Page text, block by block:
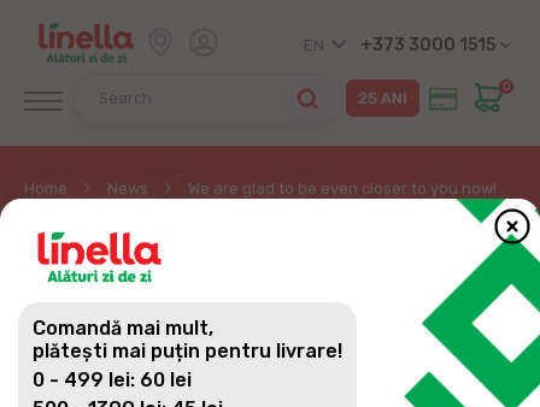
EN +373 3000 1515
0
Home News We are glad to be even closer to you now!
WE ARE GLAD TO BE
EVEN CLOSER TO YOU
NOW!
Comandă mai mult,
plătești mai puțin pentru livrare!
0 - 499 lei: 60 lei